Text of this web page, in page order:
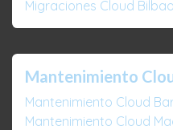
Migraciones Cloud Bilbao
Mantenimiento
Mantenimiento Cloud
Mantenimiento Cloud